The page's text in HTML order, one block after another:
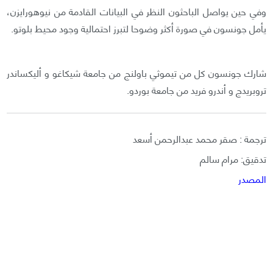
وفي حين يواصل الباحثون النظر في البيانات القادمة من نيوهورايزن،
يأمل جونسون في صورة أكثر وضوحا لتبرز احتمالية وجود محيط بلوتو.
شارك جونسون كل من تيموثي باولنج من جامعة شيكاغو و أليكساندر
تروبريدج و أندرو فريد من جامعة بوردو.
ترجمة : صقر محمد عبدالرحمن أسعد
تدقيق: مرام سالم
المصدر